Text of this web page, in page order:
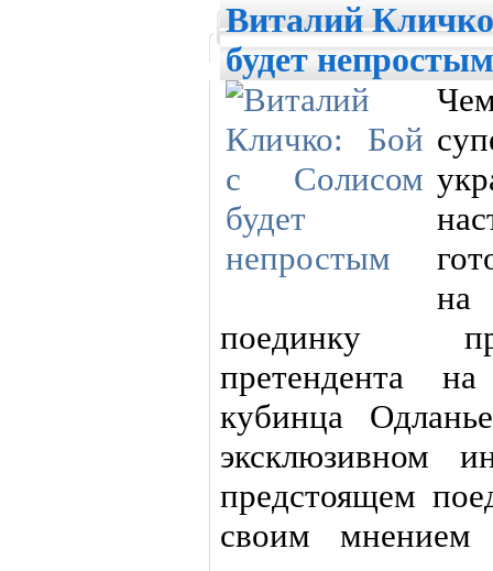
Виталий
будет непростым
на
поединку
претендента
кубинца
эксклюзивном
предстоящем
своим мнением